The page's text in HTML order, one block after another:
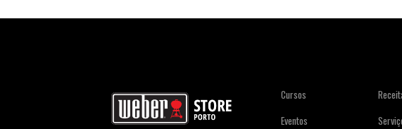
Cursos
Eventos